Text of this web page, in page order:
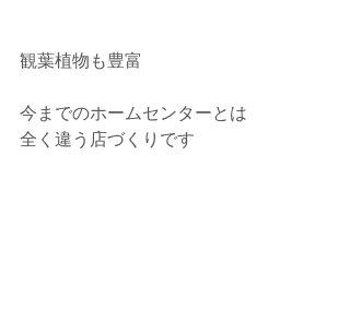
観葉植物も豊富
今までのホームセンターとは
全く違う店づくりです